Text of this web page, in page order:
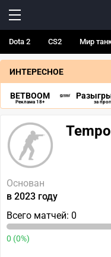
Dota 2 CS2 Мир
ИНТЕРЕСНОЕ
BETBOOM
Реклама 18+ за
Основан
в 2023 году
Всего матчей: 0
0 (0%)